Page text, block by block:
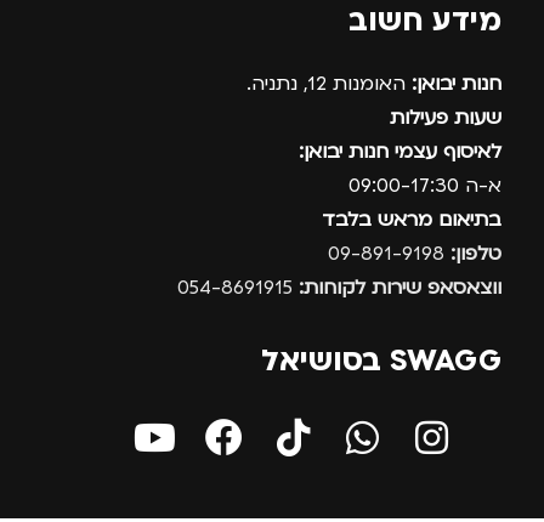
מידע חשוב
חנות יבואן: האומנות 12, נתניה.
שעות פעילות
לאיסוף עצמי חנות יבואן:
א-ה 09:00-17:30
בתיאום מראש בלבד
טלפון:
ווצאסאפ שירות לקוחות:
SWAGG בסושיאל